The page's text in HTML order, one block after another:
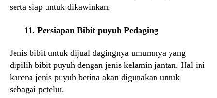
serta siap untuk dikawinkan.
11. Persiapan Bibit puyuh Pedaging
Jenis bibit untuk dijual dagingnya umumnya yang
dipilih bibit puyuh dengan jenis kelamin jantan. Hal ini
karena jenis puyuh betina akan digunakan untuk
sebagai petelur.